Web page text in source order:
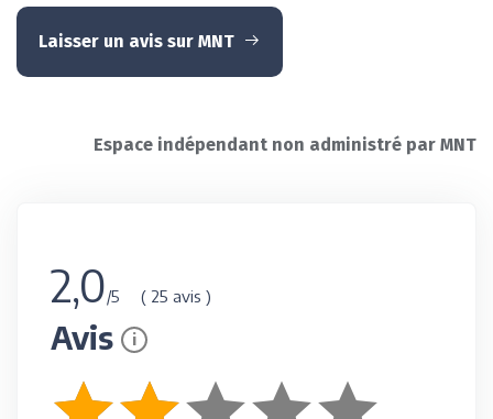
Laisser un avis sur MNT
Espace indépendant non administré par MNT
2,0/5 ( 25 avis )
Avis i